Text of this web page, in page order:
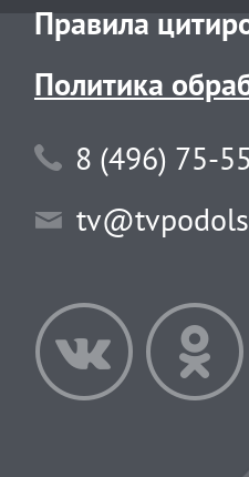
Правила
Политика
8 (496) 75-